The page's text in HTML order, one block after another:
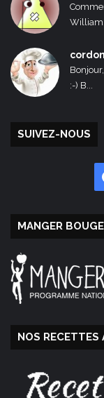
William...
:-) B...
SUIVEZ-NOUS
MANGER
NOS RECETTES